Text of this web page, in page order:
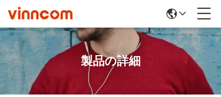
製品の詳細